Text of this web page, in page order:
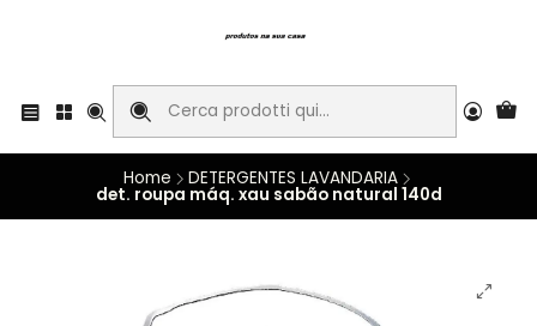
Home DETERGENTES LAVANDARIA
det. roupa máq. xau sabão natural 140d